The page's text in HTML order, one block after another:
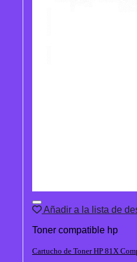
Añadir a la lista de
Toner compatible hp
Cartucho de Toner HP 81X